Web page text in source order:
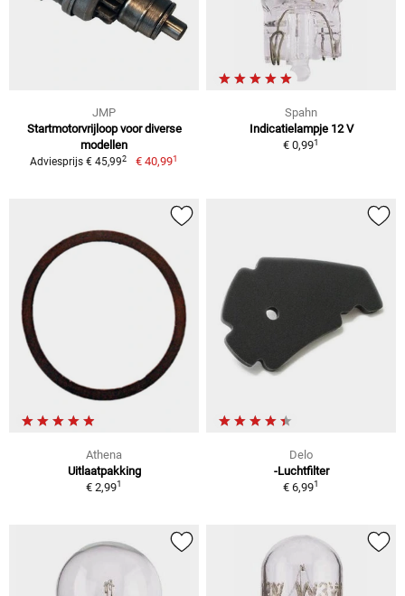
JMP
Startmotorvrijloop voor diverse
modellen
Adviesprijs € 45,992 € 40,991
Spahn
Indicatielampje 12 V
€ 0,991
Athena
Uitlaatpakking
€ 2,991
Delo
-Luchtfilter
€ 6,991